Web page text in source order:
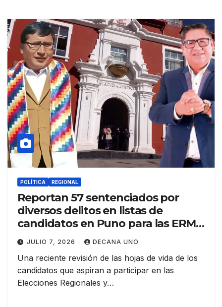
POLÍTICA REGIONAL
Reportan 57 sentenciados por
diversos delitos en listas de
candidatos en Puno para las ERM
2026
JULIO 7, 2026 DECANA UNO
Una reciente revisión de las hojas de vida de los
candidatos que aspiran a participar en las
Elecciones Regionales y…